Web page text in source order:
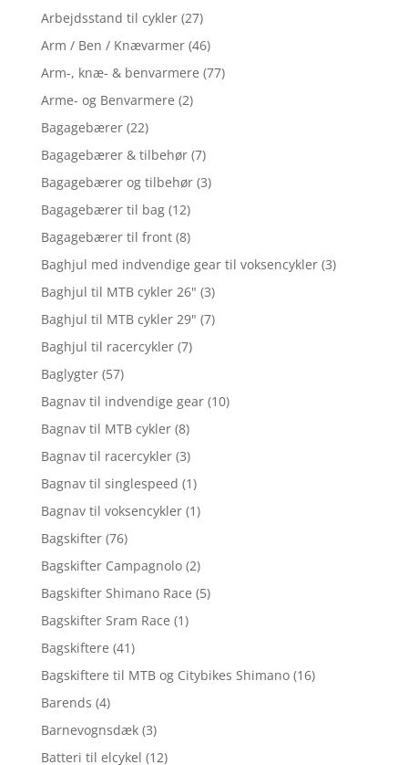
Arbejdsstand til cykler (27)
Arm / Ben / Knævarmer (46)
Arm-, knæ- & benvarmere (77)
Arme- og Benvarmere (2)
Bagagebærer (22)
Bagagebærer & tilbehør (7)
Bagagebærer og tilbehør (3)
Bagagebærer til bag (12)
Bagagebærer til front (8)
Baghjul med indvendige gear til voksencykler (3)
Baghjul til MTB cykler 26" (3)
Baghjul til MTB cykler 29" (7)
Baghjul til racercykler (7)
Baglygter (57)
Bagnav til indvendige gear (10)
Bagnav til MTB cykler (8)
Bagnav til racercykler (3)
Bagnav til singlespeed (1)
Bagnav til voksencykler (1)
Bagskifter (76)
Bagskifter Campagnolo (2)
Bagskifter Shimano Race (5)
Bagskifter Sram Race (1)
Bagskiftere (41)
Bagskiftere til MTB og Citybikes Shimano (16)
Barends (4)
Barnevognsdæk (3)
Batteri til elcykel (12)